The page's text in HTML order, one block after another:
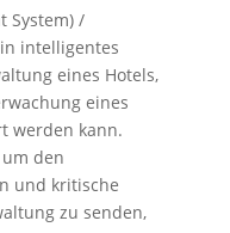
System) /
intelligentes
eines Hotels,
eines
werden kann.
den
und kritische
zu senden,